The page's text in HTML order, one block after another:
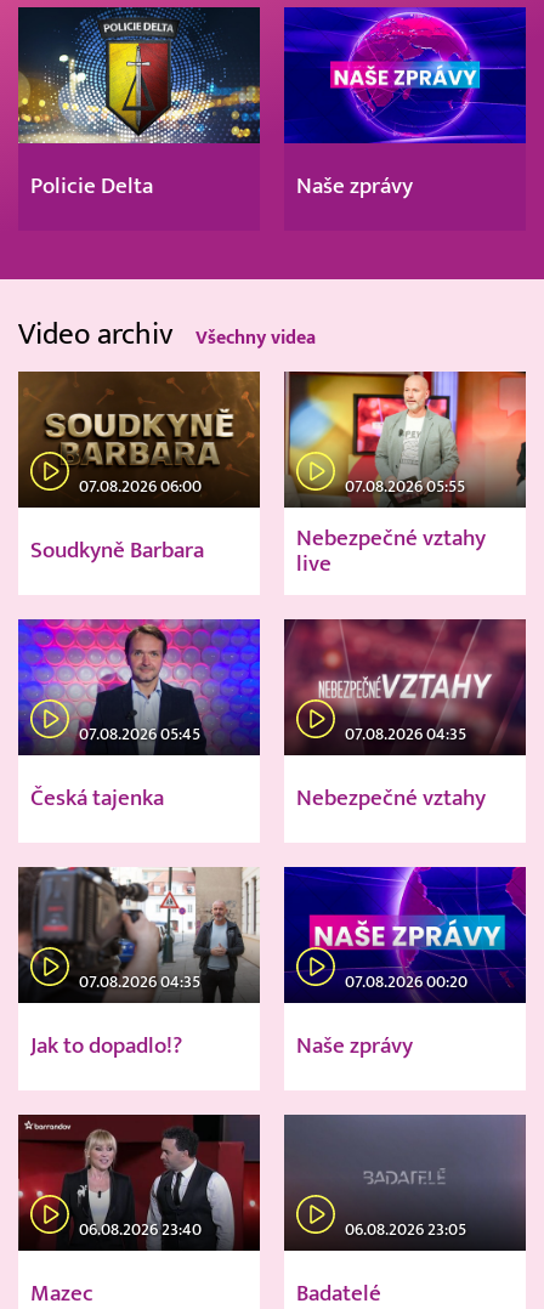
Policie Delta Naše zprávy
Video archiv Všechny videa
07.08.2026 06:00
Soudkyně Barbara
07.08.2026 05:55
Nebezpečné vztahy
live
07.08.2026 05:45
Česká tajenka
07.08.2026 04:35
Nebezpečné vztahy
07.08.2026 04:35
Jak to dopadlo!?
07.08.2026 00:20
Naše zprávy
06.08.2026 23:40
Mazec
06.08.2026 23:05
Badatelé